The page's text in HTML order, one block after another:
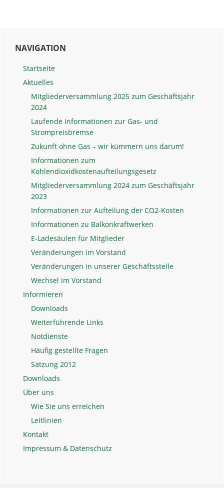
Haupt-
Sidebar
NAVIGATION
Startseite
Aktuelles
Mitgliederversammlung 2025 zum Geschäftsjahr
2024
Laufende Informationen zur Gas- und
Strompreisbremse
Zukunft ohne Gas – wir kümmern uns darum!
Informationen zum
Kohlendioxidkostenaufteilungsgesetz
Mitgliederversammlung 2024 zum Geschäftsjahr
2023
Informationen zur Aufteilung der CO2-Kosten
Informationen zu Balkonkraftwerken
E-Ladesäulen für Mitglieder
Veränderungen im Vorstand
Veränderungen in unserer Geschäftsstelle
Wechsel im Vorstand
Informieren
Downloads
Weiterführende Links
Notdienste
Häufig gestellte Fragen
Satzung 2012
Downloads
Über uns
Wie Sie uns erreichen
Leitlinien
Kontakt
Impressum & Datenschutz